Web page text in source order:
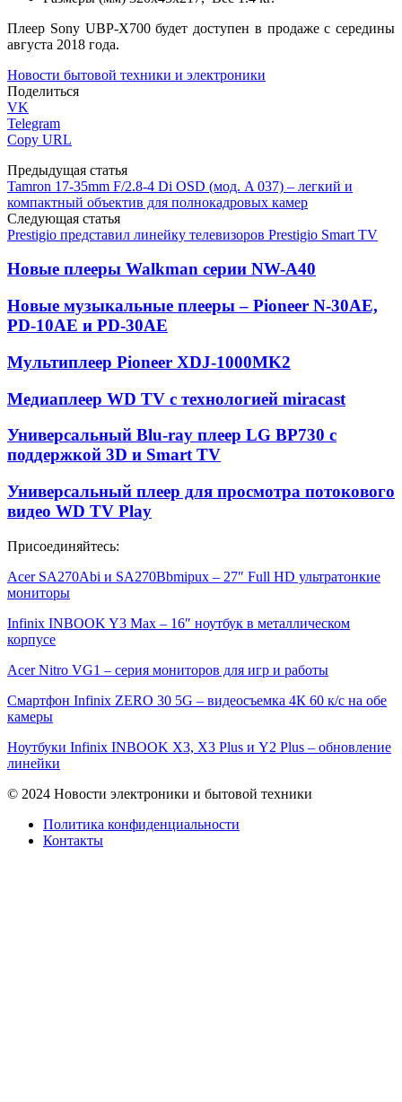
Плеер Sony UBP-X700 будет доступен в продаже с середины
августа 2018 года.
Новости бытовой техники и электроники
Поделиться
VK
Telegram
Copy URL
Предыдущая статья
Tamron 17-35mm F/2.8-4 Di OSD (мод. A 037) – легкий и
компактный объектив для полнокадровых камер
Следующая статья
Prestigio представил линейку телевизоров Prestigio Smart TV
Новые плееры Walkman серии NW-A40
Новые музыкальные плееры – Pioneer N-30AE,
PD-10AE и PD-30AE
Мультиплеер Pioneer XDJ-1000MK2
Медиаплеер WD TV с технологией miracast
Универсальный Blu-ray плеер LG BP730 с
поддержкой 3D и Smart TV
Универсальный плеер для просмотра потокового
видео WD TV Play
Присоединяйтесь:
Acer SA270Abi и SA270Bbmipux – 27″ Full HD ультратонкие
мониторы
Infinix INBOOK Y3 Max – 16″ ноутбук в металлическом
корпусе
Acer Nitro VG1 – серия мониторов для игр и работы
Смартфон Infinix ZERO 30 5G – видеосъемка 4К 60 к/с на обе
камеры
Ноутбуки Infinix INBOOK X3, X3 Plus и Y2 Plus – обновление
линейки
© 2024 Новости электроники и бытовой техники
Политика конфиденциальности
Контакты